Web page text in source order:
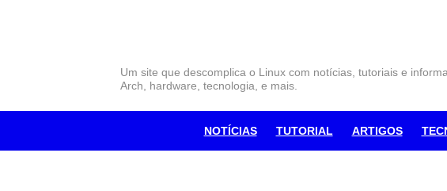
Um site que descomplica o Linux com notícias, tutoriais e
Arch, hardware, tecnologia, e mais.
NOTÍCIAS TUTORIAL ARTIGOS